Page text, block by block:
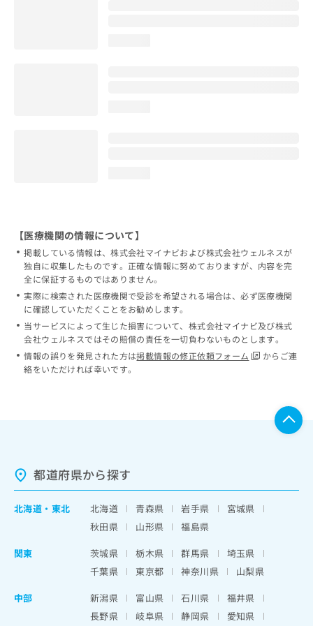
【医療機関の情報について】
掲載している情報は、株式会社マイナビおよび株式会社ウェルネスが
独自に収集したものです。正確な情報に努めておりますが、内容を完
全に保証するものではありません。
実際に検索された医療機関で受診を希望される場合は、必ず医療機関
に確認していただくことをお勧めします。
当サービスによって生じた損害について、株式会社マイナビ及び株式
会社ウェルネスではその賠償の責任を一切負わないものとします。
情報の誤りを発見された方は掲載情報の修正依頼フォーム
からご連
絡をいただければ幸いです。
都道府県から探す
北海道 ・ 東北 北海道 青森県 岩手県
宮城県
秋田県
山形県
福島県
関東
茨城県 栃木県 群馬県
埼玉県
千葉県
東京都 神奈川県
山梨県
中部
新潟県 富山県 石川県
福井県
長野県
岐阜県 静岡県
愛知県